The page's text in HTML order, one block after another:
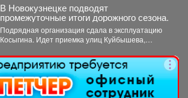
В Новокузнецке подводят
промежуточные итоги дорожного сезона.
Подрядная организация сдала в эксплуатацию
Косыгина. Идет приемка улиц Куйбышева,